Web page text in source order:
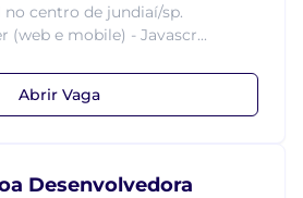
no centro de jundiaí/sp.
(web e mobile) - Javascr...
Abrir Vaga
Desenvolvedora